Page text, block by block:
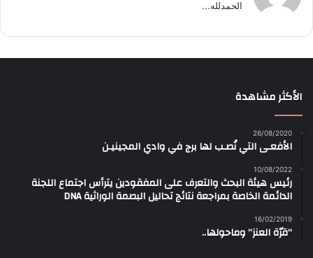
الحمدلله...
الأكثر مشاهدة
26/08/2020
الأفعـى التي نُصـب لها برج في وادي المجينيـن
10/08/2022
رئيس هيئة البحث والتعرف على المفقودين يترأس اجتماع اللجنة
الدائمة الخاصة بمراجعة نتائج تحاليل البصمة الوراثية DNA
16/02/2019
“قرّة العنز” وماحولها..